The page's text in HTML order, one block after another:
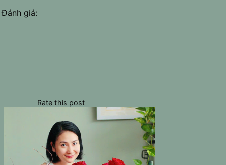
Đánh giá:
Rate this post